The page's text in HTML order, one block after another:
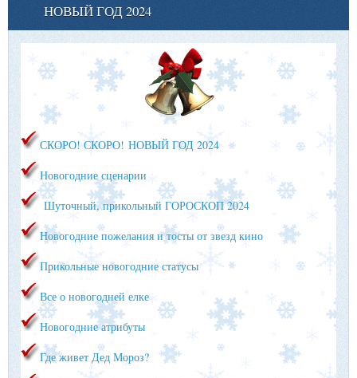
НОВЫЙ ГОД 2024
СКОРО! СКОРО! НОВЫЙ ГОД 2024
Новогодние сценарии
Шуточный, прикольный ГОРОСКОП 2024
Новогодние пожелания и тосты от звезд кино
Прикольные новогодние статусы
Все о новогодней елке
Новогодние атрибуты
Где живет Дед Мороз?